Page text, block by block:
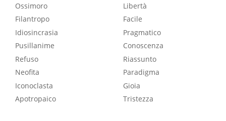
Ossimoro
Filantropo
Idiosincrasia
Pusillanime
Refuso
Neofita
Iconoclasta
Apotropaico
Libertà
Facile
Pragmatico
Conoscenza
Riassunto
Paradigma
Gioia
Tristezza